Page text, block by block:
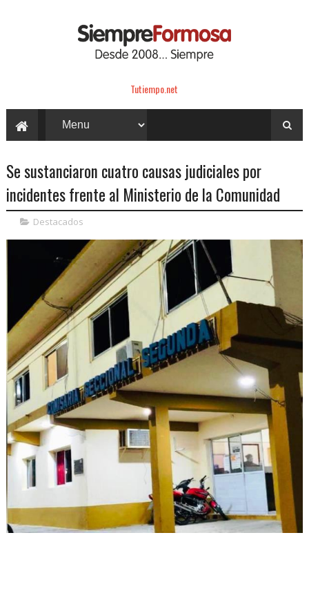
Tutiempo.net
Se sustanciaron cuatro causas judiciales por
incidentes frente al Ministerio de la Comunidad
Destacados